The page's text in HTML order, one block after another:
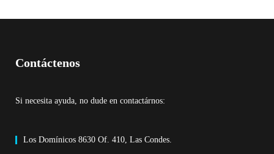
Contáctenos
Si necesita ayuda, no dude en contactárnos:
Los Domínicos 8630 Of. 410, Las Condes.